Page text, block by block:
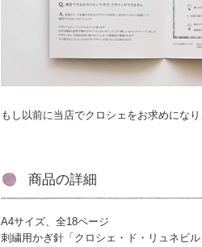
もし以前に当店でクロシェをお求めにな
商品の詳細
A4サイズ、全18ページ
刺繍用かぎ針「クロシェ・ド・リュネビル